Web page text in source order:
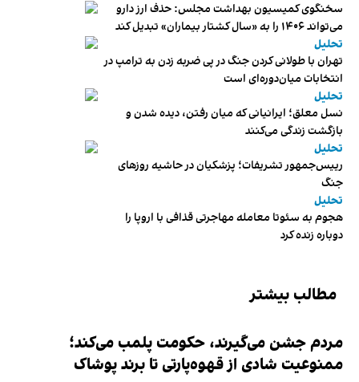
سخنگوی کمیسیون بهداشت مجلس: حذف ارز دارو
می‌تواند ۱۴۰۶ را به «سال کشتار بیماران» تبدیل کند
تحلیل
تهران با طولانی کردن جنگ در پی ضربه زدن به ترامپ در
انتخابات میان‌دوره‌ای است
تحلیل
نسل معلق؛ ایرانیانی که میان رفتن، دیده شدن و
بازگشت زندگی می‌کنند
تحلیل
رییس‌جمهور تشریفات؛ پزشکیان در حاشیه روزهای
جنگ
تحلیل
هجوم به سئوتا معامله مهاجرتی قذافی با اروپا را
دوباره زنده کرد
مطالب بیشتر
مردم جشن می‌گیرند، حکومت پلمب می‌کند؛
ممنوعیت شادی از قهوه‌پارتی تا برند پوشاک